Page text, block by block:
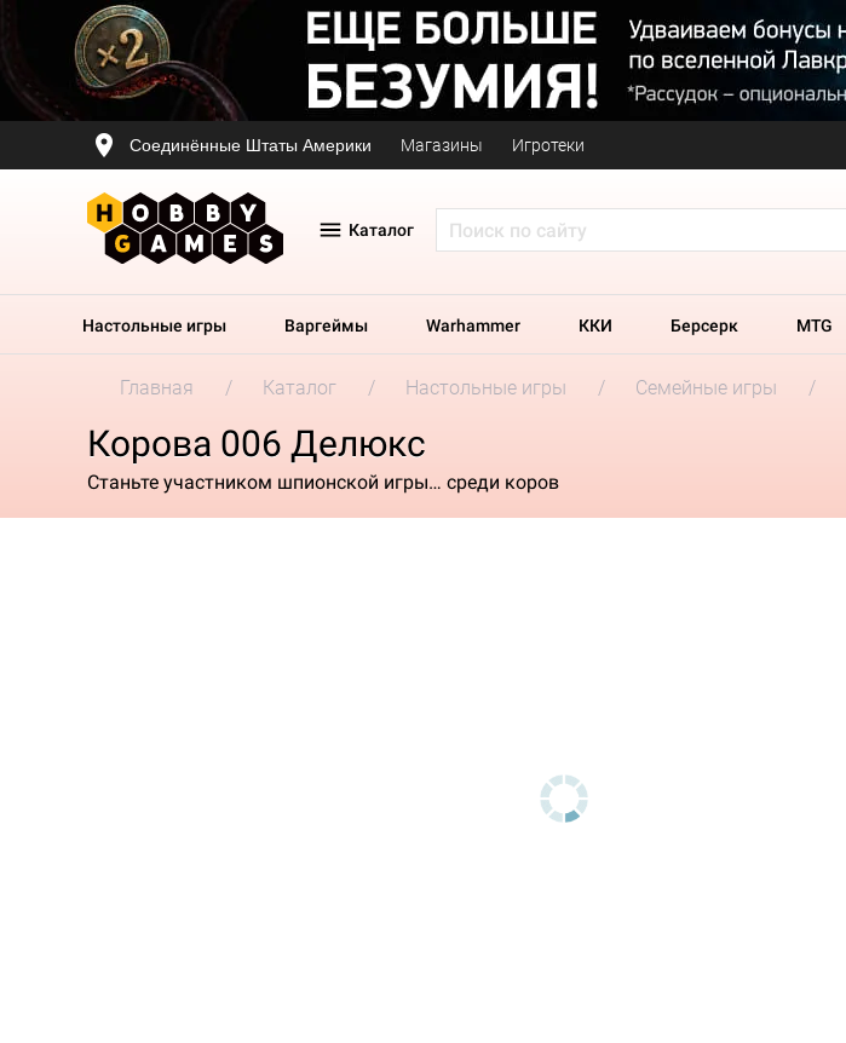
Соединённые Штаты Америки Магазины Игротеки
Каталог
Настольные игры Варгеймы Warhammer ККИ Берсерк MTG
Главная Каталог Настольные игры Семейные игры
Корова 006 Делюкс
Станьте участником шпионской игры… среди коров